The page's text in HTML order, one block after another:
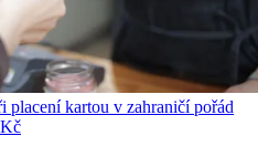
placení kartou v zahraničí pořád